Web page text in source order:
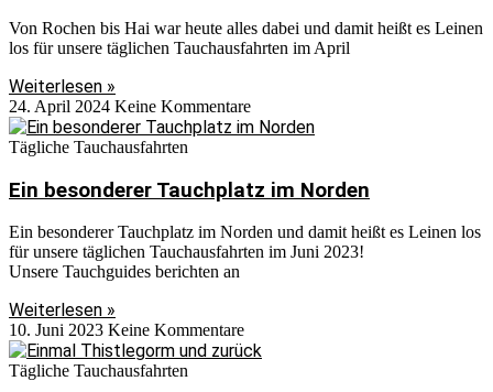
Von Rochen bis Hai war heute alles dabei und damit heißt es Leinen
los für unsere täglichen Tauchausfahrten im April
Weiterlesen »
24. April 2024 Keine Kommentare
Tägliche Tauchausfahrten
Ein besonderer Tauchplatz im Norden
Ein besonderer Tauchplatz im Norden und damit heißt es Leinen los
für unsere täglichen Tauchausfahrten im Juni 2023!
Unsere Tauchguides berichten an
Weiterlesen »
10. Juni 2023 Keine Kommentare
Tägliche Tauchausfahrten